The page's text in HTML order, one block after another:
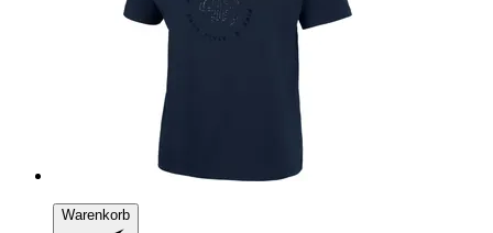
Warenkorb